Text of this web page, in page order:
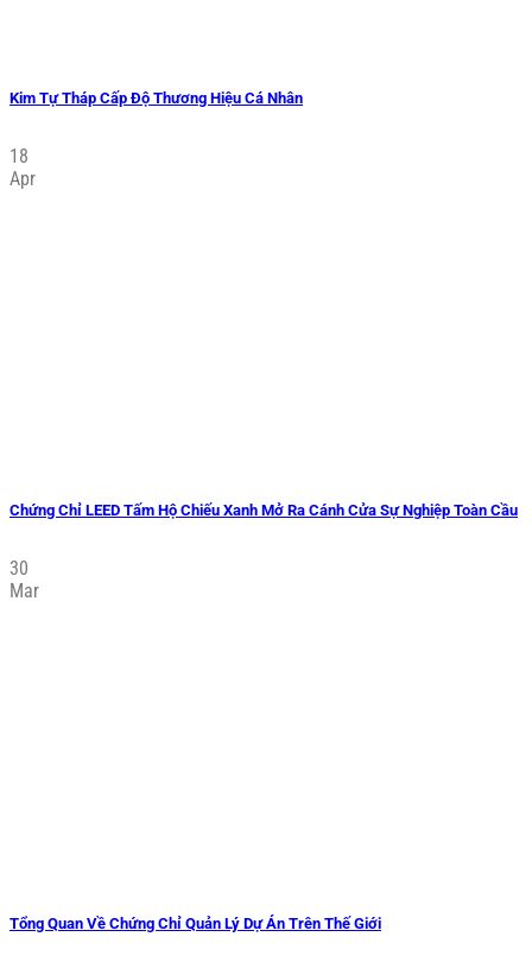
Kim Tự Tháp Cấp Độ Thương Hiệu Cá Nhân
18
Apr
Chứng Chỉ LEED Tấm Hộ Chiếu Xanh Mở Ra Cánh Cửa Sự Nghiệp Toàn Cầu
30
Mar
Tổng Quan Về Chứng Chỉ Quản Lý Dự Án Trên Thế Giới